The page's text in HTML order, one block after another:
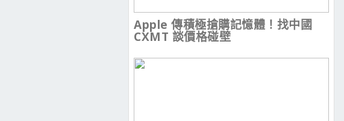
Apple 傳積極搶購記憶體！找中國
CXMT 談價格碰壁